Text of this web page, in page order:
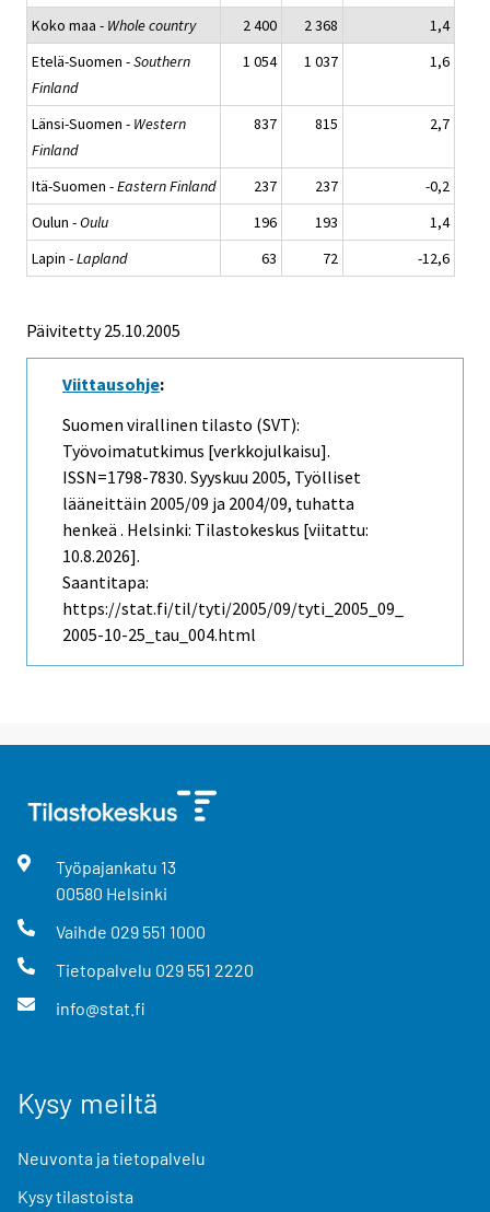
Koko maa - Whole country 2 400 2 368
1,4
Etelä-Suomen -Southern
Finland
1 054 1 037 1,6
Länsi-Suomen - Western
Finland
837 815 2,7
Itä-Suomen -Eastern Finland 237 237
-0,2
Oulun -Oulu 196 193
1,4
Lapin -Lapland 63 72 -12,6
Päivitetty25.10.2005
Viittausohje:
Suomen virallinen tilasto (SVT):
Työvoimatutkimus [verkkojulkaisu].
ISSN=1798-7830. Syyskuu 2005, Työlliset
lääneittäin 2005/09 ja 2004/09, tuhatta
henkeä . Helsinki: Tilastokeskus [viitattu:
10.8.2026].
Saantitapa:
https://stat.fi/til/tyti/2005/09/tyti_2005_09_
2005-10-25_tau_004.html
Työpajankatu 13
00580 Helsinki
Vaihde 029 551 1000
Tietopalvelu 029 551 2220
info@stat.fi
Kysy meiltä
Neuvonta ja tietopalvelu
Kysy tilastoista